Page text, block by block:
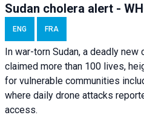
Sudan cholera alert -
ENG FRA
In war-torn Sudan, a deadly
claimed more than 100 lives,
for vulnerable communities
where daily drone attacks
access.